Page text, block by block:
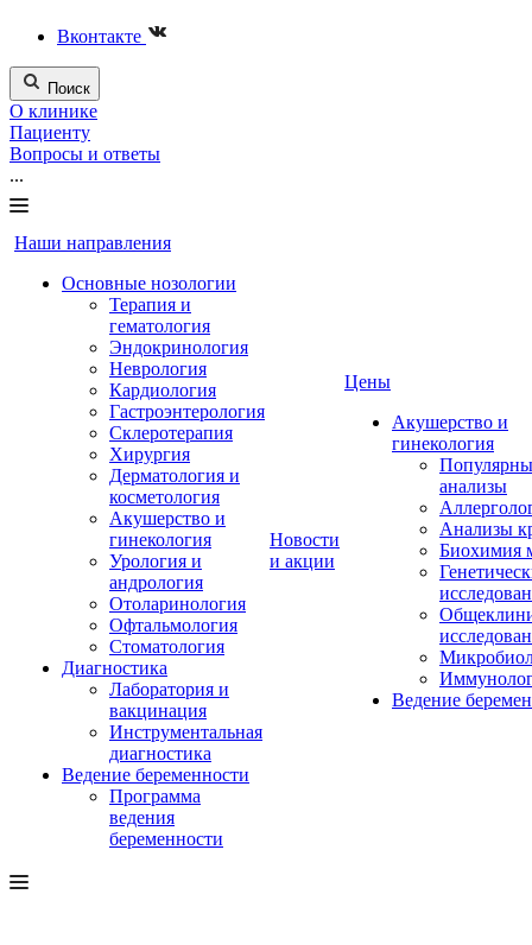
Вконтакте
Поиск
О клинике
Пациенту
Вопросы и ответы
...
Наши направления
Основные нозологии
Терапия и
гематология
Эндокринология
Неврология
Кардиология
Гастроэнтерология
Склеротерапия
Хирургия
Дерматология и
косметология
Акушерство и
гинекология
Урология и
андрология
Отоларинология
Офтальмология
Стоматология
Диагностика
Лаборатория и
вакцинация
Инструментальная
диагностика
Ведение беременности
Программа
ведения
беременности
Новости
и акции
Цены
Акушерство и
гинекология
анализы
Анализы
Биохимия
Ведение